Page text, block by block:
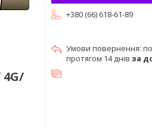
+380 (66) 618-61-89
протягом 14 днів за